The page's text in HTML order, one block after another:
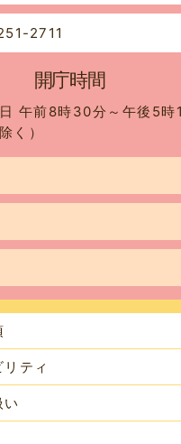
2711
開庁時間
午前8時30分～午後5時
く）
ティ